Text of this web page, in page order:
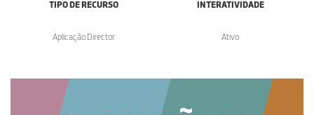
TIPO DE RECURSO
Aplicação Director
INTERATIVIDADE
Ativo